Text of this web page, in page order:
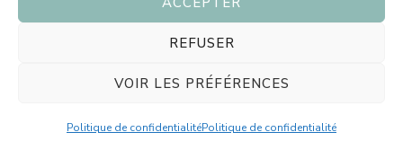
REFUSER
VOIR LES PRÉFÉRENCES
Politique de confidentialitéPolitique de confidentialité
Blog Idée Cadeau - Trouvez le bon
Blossom Themes. Propulsé parWordPress